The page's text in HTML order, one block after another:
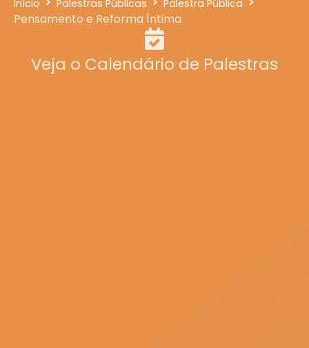
Início Palestras Públicas Palestra Pública
Pensamento e Reforma Íntima
Veja o Calendário de Palestras